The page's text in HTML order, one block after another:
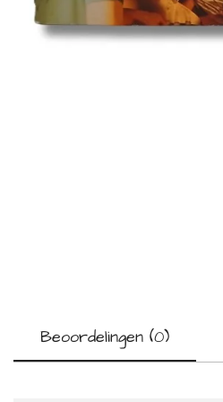
Beoordelingen (0)